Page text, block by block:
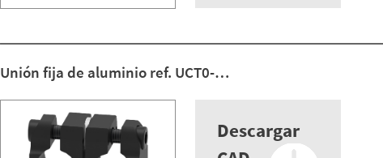
Unión fija de aluminio ref. UCT0-…
Descargar